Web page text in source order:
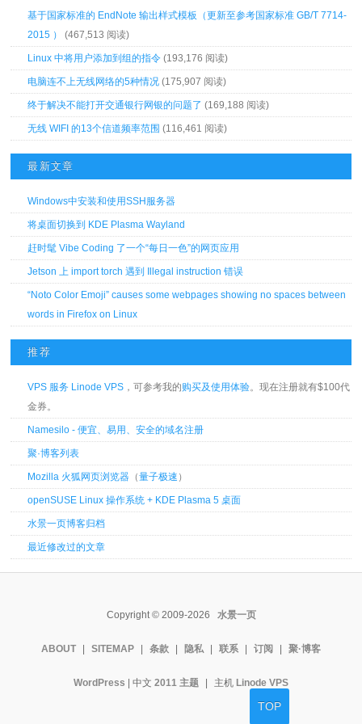
基于国家标准的 EndNote 输出样式模板（更新至参考国家标准 GB/T 7714-
2015 ）
(467,513 阅读)
Linux 中将用户添加到组的指令 (193,176 阅读)
电脑连不上无线网络的5种情况 (175,907 阅读)
终于解决不能打开交通银行网银的问题了 (169,188 阅读)
无线 WIFI 的13个信道频率范围 (116,461 阅读)
最新文章
Windows中安装和使用SSH服务器
将桌面切换到 KDE Plasma Wayland
赶时髦 Vibe Coding 了一个“每日一色”的网页应用
Jetson 上 import torch 遇到 Illegal instruction 错误
“Noto Color Emoji” causes some webpages showing no spaces between
words in Firefox on Linux
推荐
VPS 服务 Linode VPS ，可参考我的购买及使用体验。现在注册就有$100代
金券。
Namesilo - 便宜、易用、安全的域名注册
聚·博客列表
Mozilla 火狐网页浏览器 （量子极速 ）
openSUSE Linux 操作系统 + KDE Plasma 5 桌面
水景一页博客归档
最近修改过的文章
Copyright © 2009-2026 水景一页
ABOUT | SITEMAP | 条款 | 隐私 | 联系 | 订阅 | 聚·博客
WordPress | 中文 2011 主题 | 主机 Linode VPS
TOP